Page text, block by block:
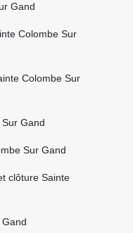
Gand
Colombe Sur
Colombe Sur
Gand
Sur Gand
clôture Sainte